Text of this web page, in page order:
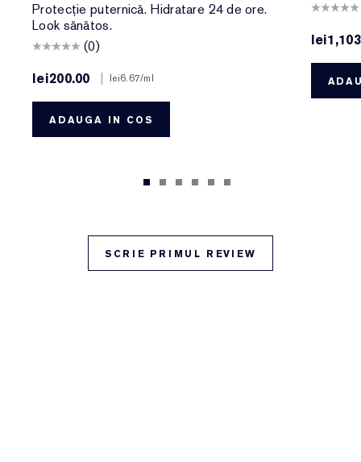
Protecție puternică. Hidratare 24 de ore.
Look sănătos.
(0)
lei200.00
lei6.67/ml
ADAUGA IN COS
SCRIE PRIMUL REVIEW